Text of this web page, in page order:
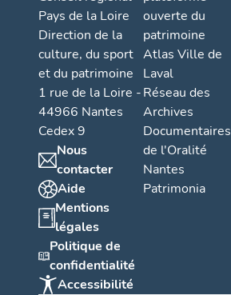
Pays de la Loire
Direction de la
culture, du sport
et du patrimoine
1 rue de la Loire -
44966 Nantes
Cedex 9
Nous
contacter
Aide
Mentions
légales
Politique de
confidentialité
Accessibilité
ouverte du
patrimoine
Atlas Ville de
Laval
Réseau des
Archives
Documentaires
de l'Oralité
Nantes
Patrimonia